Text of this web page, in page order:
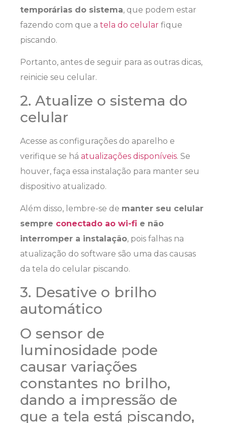
temporárias do sistema, que podem estar
fazendo com que a tela do celular fique
piscando.
Portanto, antes de seguir para as outras dicas,
reinicie seu celular.
2. Atualize o sistema do
celular
Acesse as configurações do aparelho e
verifique se há atualizações disponíveis. Se
houver, faça essa instalação para manter seu
dispositivo atualizado.
Além disso, lembre-se de manter seu celular
sempre conectado ao wi-fi e não
interromper a instalação, pois falhas na
atualização do software são uma das causas
da tela do celular piscando.
3. Desative o brilho
automático
O sensor de
luminosidade pode
causar variações
constantes no brilho,
dando a impressão de
que a tela está piscando,